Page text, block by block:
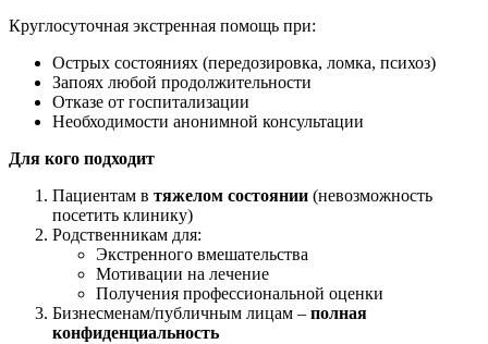
Круглосуточная экстренная помощь при:
Острых состояниях (передозировка, ломка, психоз)
Запоях любой продолжительности
Отказе от госпитализации
Необходимости анонимной консультации
Для кого подходит
Пациентам в тяжелом состоянии (невозможность
посетить клинику)
Родственникам для:
Экстренного вмешательства
Мотивации на лечение
Получения профессиональной оценки
Бизнесменам/публичным лицам – полная
конфиденциальность